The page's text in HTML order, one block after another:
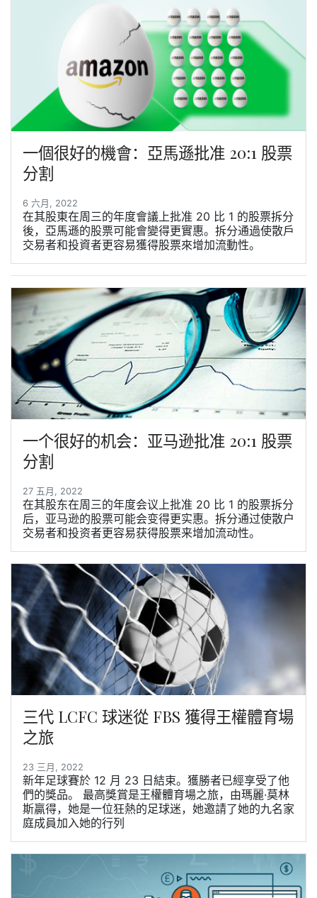
一個很好的機會：亞馬遜批准 20:1 股票
分割
6 六月, 2022
在其股東在周三的年度會議上批准 20 比 1 的股票拆分
後，亞馬遜的股票可能會變得更實惠。拆分通過使散戶
交易者和投資者更容易獲得股票來增加流動性。
一个很好的机会：亚马逊批准 20:1 股票
分割
27 五月, 2022
在其股东在周三的年度会议上批准 20 比 1 的股票拆分
后，亚马逊的股票可能会变得更实惠。拆分通过使散户
交易者和投资者更容易获得股票来增加流动性。
三代 LCFC 球迷從 FBS 獲得王權體育場
之旅
23 三月, 2022
新年足球賽於 12 月 23 日結束。獲勝者已經享受了他
們的獎品。 最高獎賞是王權體育場之旅，由瑪麗·莫林
斯贏得，她是一位狂熱的足球迷，她邀請了她的九名家
庭成員加入她的行列